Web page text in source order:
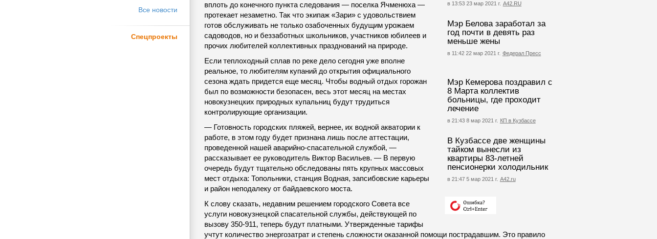
Все новости
Спецпроекты
в 13:53 23 мар 2021 г. А42.RU
Мэр Белова заработал за
год почти в девять раз
меньше жены
в 11:42 22 мар 2021 г. Федерал Пресс
Мэр Кемерова поздравил с
8 Марта коллектив
больницы, где проходит
лечение
в 21:43 8 мар 2021 г. КП в Кузбассе
В Кузбассе две женщины
тайком вынесли из
квартиры 83-летней
пенсионерки холодильник
в 21:47 5 мар 2021 г. А42.ru
вплоть до конечного пункта следования — поселка Ячменюха —
протекает незаметно. Так что экипаж «Зари» с удовольствием
готов обслуживать не только озабоченных будущим урожаем
садоводов, но и беззаботных школьников, участников юбилеев и
прочих любителей коллективных празднований на природе.
Если теплоходный сплав по реке дело сегодня уже вполне
реальное, то любителям купаний до открытия официального
сезона ждать придется еще месяц. Чтобы водный отдых горожан
был по возможности безопасен, весь этот месяц на местах
новокузнецких природных купальниц будут трудиться
контролирующие организации.
— Готовность городских пляжей, вернее, их водной акватории к
работе, в этом году будет признана лишь после аттестации,
проведенной нашей аварийно-спасательной службой, —
рассказывает ее руководитель Виктор Васильев. — В первую
очередь будут тщательно обследованы пять крупных массовых
мест отдыха: Топольники, станция Водная, запсибовские карьеры
и район неподалеку от байдаевского моста.
К слову сказать, недавним решением городского Совета все
услуги новокузнецкой спасательной службы, действующей по
вызову 350-911, теперь будут платными. Утвержденные тарифы
учтут количество энергозатрат и степень сложности оказанной помощи пострадавшим. Это правило